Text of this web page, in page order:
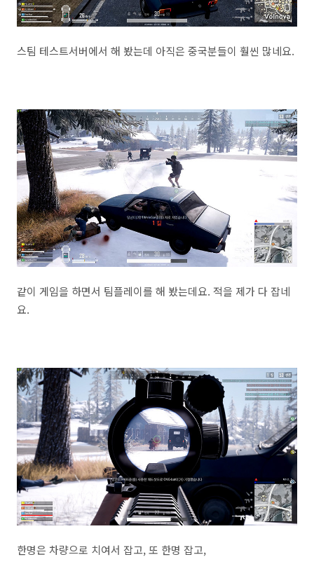
스팀 테스트서버에서 해 봤는데 아직은 중국분들이 훨씬 많네요.
같이 게임을 하면서 팀플레이를 해 봤는데요. 적을 제가 다 잡네
요.
한명은 차량으로 치여서 잡고, 또 한명 잡고,